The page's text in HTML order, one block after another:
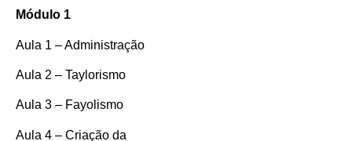
Módulo 1
Aula 1 – Administração
Aula 2 – Taylorismo
Aula 3 – Fayolismo
Aula 4 – Criação da